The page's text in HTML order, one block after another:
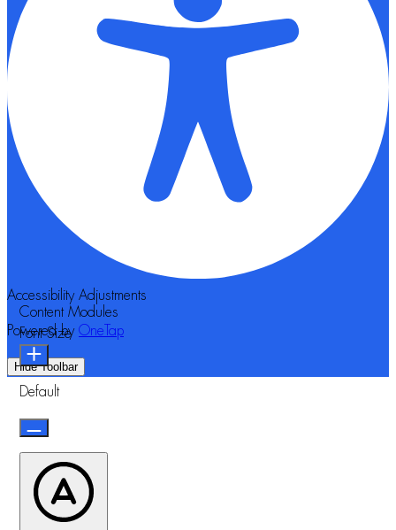
Accessibility Adjustments
Powered by OneTap
Hide Toolbar
Content Modules
Font Size
Default